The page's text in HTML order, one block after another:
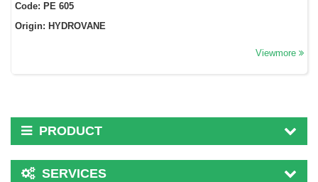
Code: PE 605
Origin: HYDROVANE
Viewmore
PRODUCT
SERVICES